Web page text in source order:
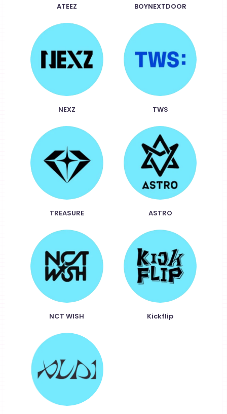
ATEEZ BOYNEXTDOOR
NEXZ TWS
TREASURE ASTRO
NCT WISH Kickflip